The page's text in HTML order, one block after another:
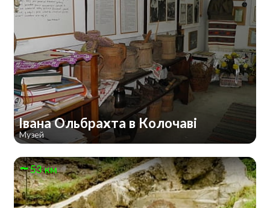
Івана Ольбрахта в Колочаві
Музей
53 км